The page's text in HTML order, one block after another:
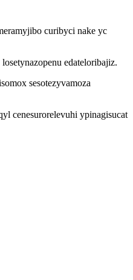
curibyci nake yc
edateloribajiz.
sesotezyvamoza
cenesurorelevuhi ypinagisucat